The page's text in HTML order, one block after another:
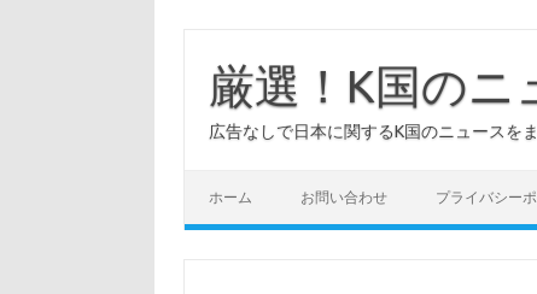
厳選！K国のニ
広告なしで日本に関するK国のニュースを
ホーム お問い合わせ プライバシー